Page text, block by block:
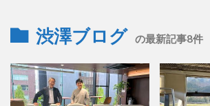
渋澤ブログ の最新記事8件